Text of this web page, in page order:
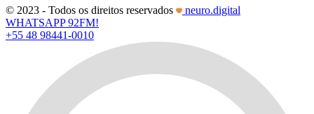
© 2023 - Todos os direitos reservados
neuro.digital
WHATSAPP 92FM!
+55 48 98441-0010